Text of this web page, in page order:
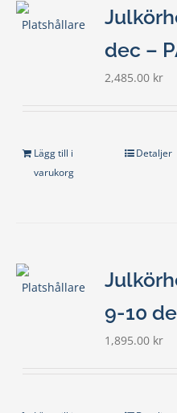
dec –
2,485.00 kr
Lägg till i
varukorg
Detaljer
9-10
1,895.00 kr